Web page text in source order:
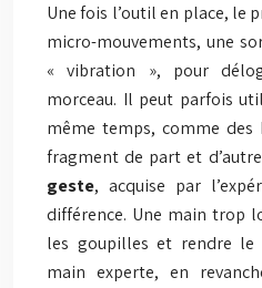
Une fois l’outil en place, le
micro-mouvements, une
« vibration », pour
morceau. Il peut parfois
même temps, comme
fragment de part et
geste, acquise par
différence. Une main trop
les goupilles et rendre le
main experte, en